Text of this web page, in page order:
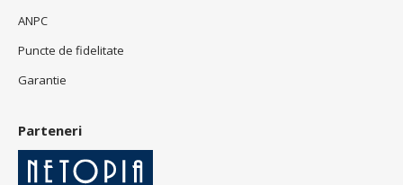
ANPC
Puncte de fidelitate
Garantie
Parteneri